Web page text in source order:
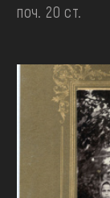
поч. 20 ст.